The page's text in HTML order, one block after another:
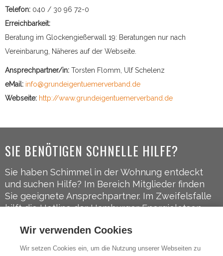
Telefon: 040 / 30 96 72-0
Erreichbarkeit:
Beratung im Glockengießerwall 19: Beratungen nur nach
Vereinbarung, Näheres auf der Webseite.
Ansprechpartner/in: Torsten Flomm, Ulf Schelenz
eMail: info@grundeigentuemerverband.de
Webseite: http://www.grundeigentuemerverband.de
SIE BENÖTIGEN SCHNELLE HILFE?
Sie haben Schimmel in der Wohnung entdeckt
und suchen Hilfe? Im Bereich Mitglieder finden
Sie geeignete Ansprechpartner. Im Zweifelsfalle
hilft die Hotline der Hamburger Energielotsen
FOLGEN SIE UNS AUF
Wir verwenden Cookies
Wir setzen Cookies ein, um die Nutzung unserer Webseiten zu